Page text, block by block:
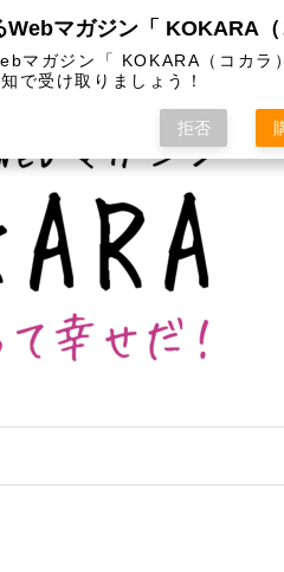
スタグラム お問い合わせ
マガジン「 KOKARA（コカラ
で受け取りましょう！
拒否